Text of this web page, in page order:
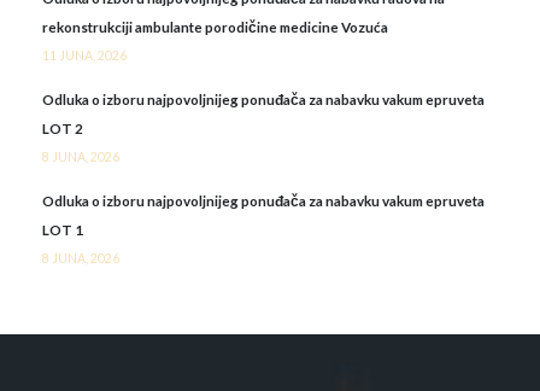
rekonstrukciji ambulante porodičine medicine Vozuća
11 JUNA, 2026
Odluka o izboru najpovoljnijeg ponuđača za nabavku vakum epruveta
LOT 2
8 JUNA, 2026
Odluka o izboru najpovoljnijeg ponuđača za nabavku vakum epruveta
LOT 1
8 JUNA, 2026